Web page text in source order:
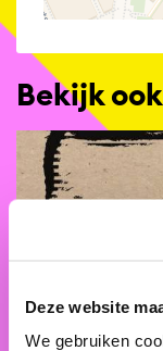
Deze website
We gebruiken
Bekijk